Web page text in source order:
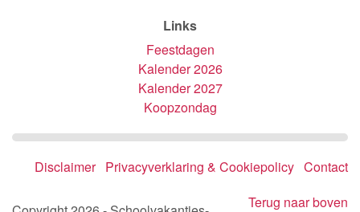
Links
Feestdagen
Kalender 2026
Kalender 2027
Koopzondag
Disclaimer Privacyverklaring & Cookiepolicy Contact
Terug naar boven